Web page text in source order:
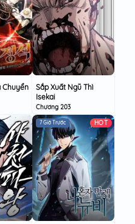
Chuyển
Sắp Xuất Ngũ Thì
Isekai
Chương 203
7 Giờ Trước HOT